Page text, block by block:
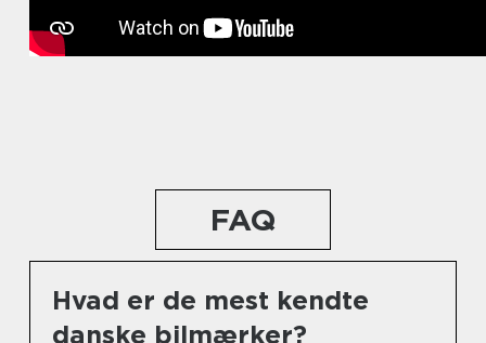
FAQ
Hvad er de mest kendte
danske bilmærker?